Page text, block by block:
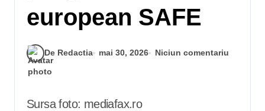
european SAFE
De Redactia mai 30, 2026 Niciun comentariu
Sursa foto: mediafax.ro